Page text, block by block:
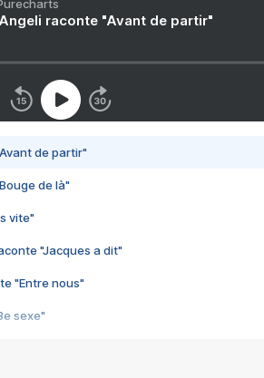
raconte "Avant de partir"
de partir"
de là"
vite"
"Jacques a dit"
"Entre nous"
sexe"